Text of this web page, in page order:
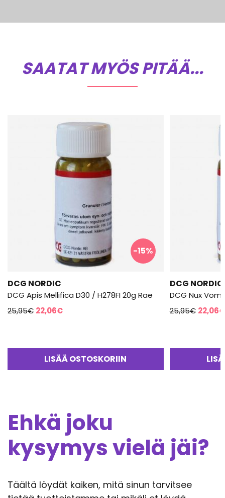
SAATAT MYÖS PITÄÄ...
-15%
DCG NORDIC
DCG Apis Mellifica D30 / H278FI 20g Rae
25,95€ Alkuperäinen
25,95€.
22,06€Nykyinen
22,06€.
LISÄÄ OSTOSKORIIN
DCG NORDIC
DCG Nux
25,95€ 22,06€
Ehkä joku
kysymys vielä jäi?
Täältä löydät kaiken, mitä sinun tarvitsee